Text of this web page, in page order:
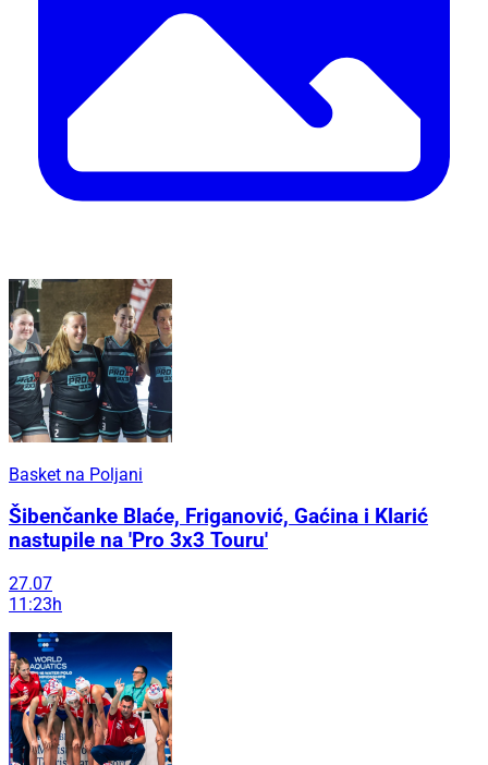
Basket na Poljani
Šibenčanke Blaće, Friganović, Gaćina i Klarić
nastupile na 'Pro 3x3 Touru'
27.07
11:23h